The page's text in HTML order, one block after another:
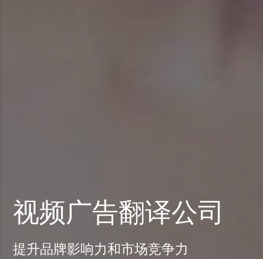
视频广告翻译公司
提升品牌影响力和市场竞争力